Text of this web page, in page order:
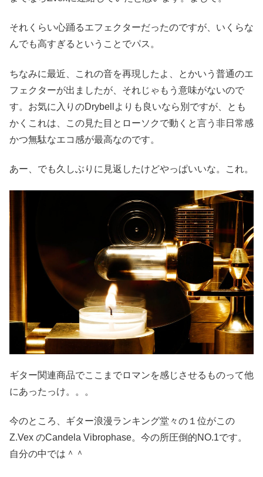
それくらい心踊るエフェクターだったのですが、いくらな
んでも高すぎるということでパス。
ちなみに最近、これの音を再現したよ、とかいう普通のエ
フェクターが出ましたが、それじゃもう意味がないので
す。お気に入りのDrybellよりも良いなら別ですが、とも
かくこれは、この見た目とローソクで動くと言う非日常感
かつ無駄なエコ感が最高なのです。
あー、でも久しぶりに見返したけどやっぱいいな。これ。
ギター関連商品でここまでロマンを感じさせるものって他
にあったっけ。。。
今のところ、ギター浪漫ランキング堂々の１位がこの
Z.Vex のCandela Vibrophase。今の所圧倒的NO.1です。
自分の中では＾＾